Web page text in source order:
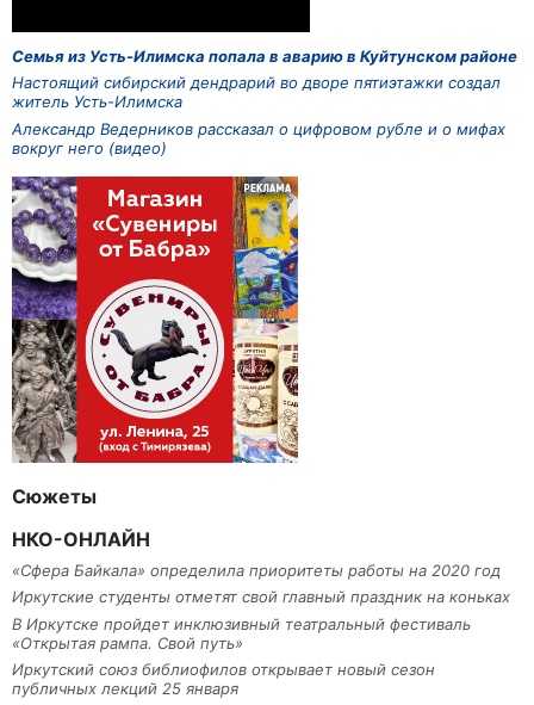
Семья из Усть-Илимска попала в аварию в Куйтунском районе
Настоящий сибирский дендрарий во дворе пятиэтажки создал
житель Усть-Илимска
Александр Ведерников рассказал о цифровом рубле и о мифах
вокруг него (видео)
Сюжеты
НКО-ОНЛАЙН
«Сфера Байкала» определила приоритеты работы на 2020 год
Иркутские студенты отметят свой главный праздник на коньках
В Иркутске пройдет инклюзивный театральный фестиваль
«Открытая рампа. Свой путь»
Иркутский союз библиофилов открывает новый сезон
публичных лекций 25 января